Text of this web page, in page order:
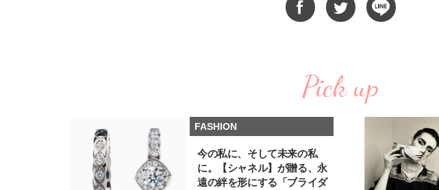
Pick up
FASHION
今の私に、そして未来の私
に。【シャネル】が贈る、永
遠の絆を形にする「ブライダ
夏の必需品〉
【JJ専属モデルの素顔】ビューテ
ィ大好き！ 松川 星のお気に入り
【J’s Picks】悲しい経験でたどり
着いた…J-BOY三上龍の手放せな